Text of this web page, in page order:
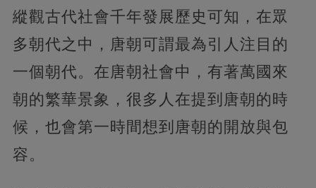
縱觀古代社會千年發展歷史可知，在眾
多朝代之中，唐朝可謂最為引人注目的
一個朝代。在唐朝社會中，有著萬國來
朝的繁華景象，很多人在提到唐朝的時
候，也會第一時間想到唐朝的開放與包
容。